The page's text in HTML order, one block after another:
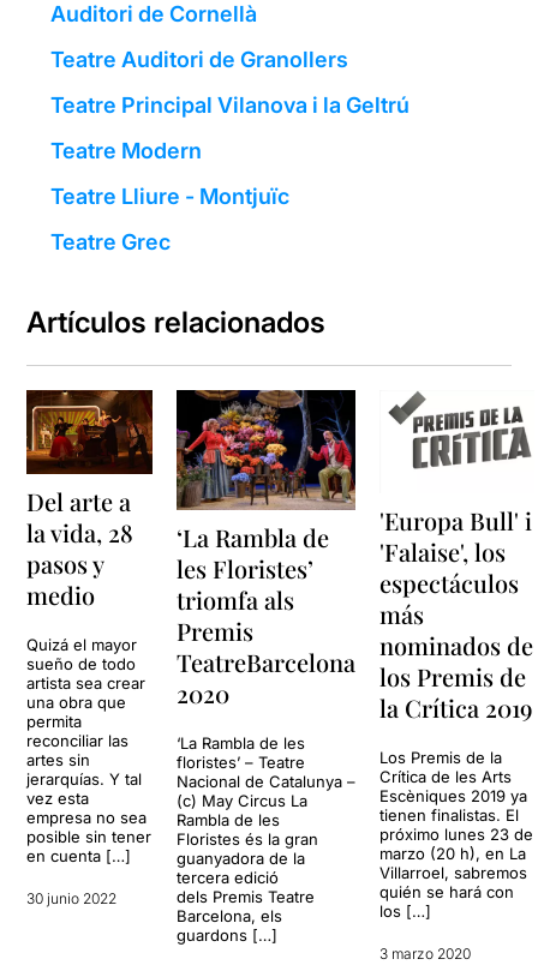
Auditori de Cornellà
Teatre Auditori de Granollers
Teatre Principal Vilanova i la Geltrú
Teatre Modern
Teatre Lliure - Montjuïc
Teatre Grec
Artículos relacionados
Del arte a
la vida, 28
pasos y
medio
Quizá el mayor
sueño de todo
artista sea crear
una obra que
permita
reconciliar las
artes sin
jerarquías. Y tal
vez esta
empresa no sea
posible sin tener
en cuenta […]
30 junio 2022
‘La Rambla de
les Floristes’
triomfa als
Premis
TeatreBarcelona
2020
‘La Rambla de les
floristes’ – Teatre
Nacional de Catalunya –
(c) May Circus La
Rambla de les
Floristes és la gran
guanyadora de la
tercera edició
dels Premis Teatre
Barcelona, els
guardons […]
'Europa Bull' i
'Falaise', los
espectáculos
más
nominados de
los Premis de
la Crítica 2019
Los Premis de la
Crítica de les Arts
Escèniques 2019 ya
tienen finalistas. El
próximo lunes 23 de
marzo (20 h), en La
Villarroel, sabremos
quién se hará con
los […]
3 marzo 2020